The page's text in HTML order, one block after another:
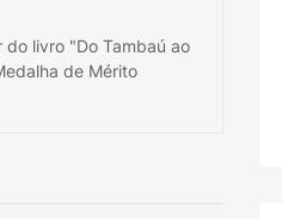
do livro "Do Tambaú ao
de Mérito